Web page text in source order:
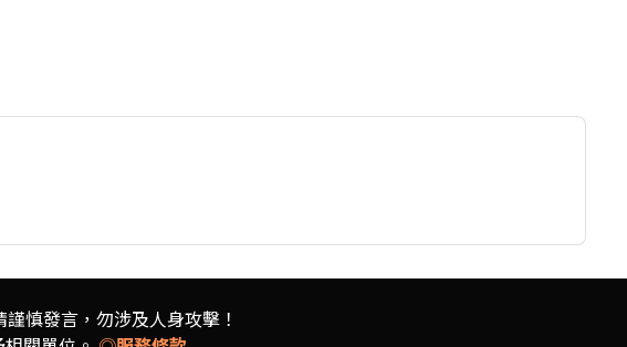
謹慎發言，勿涉及人身攻擊！